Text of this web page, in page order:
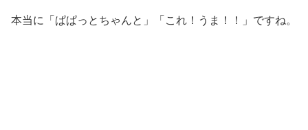
本当に「ぱぱっとちゃんと」「これ！うま！！」ですね。